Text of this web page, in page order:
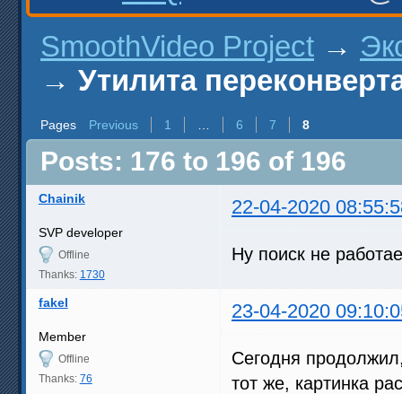
SmoothVideo Project →
→ Утилита
Pages Previous 1 6 7 8
Posts: 176 to 196 of 196
Chainik 22-04-2020
SVP developer
Offline
Thanks: 1730
Ну поиск не
fakel 23-04-2020
Member
Offline
Thanks: 76
Сегодня
тот же, картинка